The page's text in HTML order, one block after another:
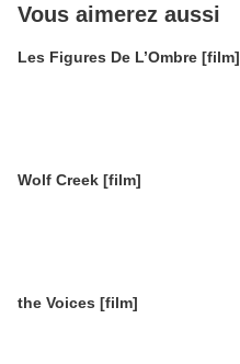
Vous aimerez aussi
Les Figures De L’Ombre [film]
Wolf Creek [film]
the Voices [film]